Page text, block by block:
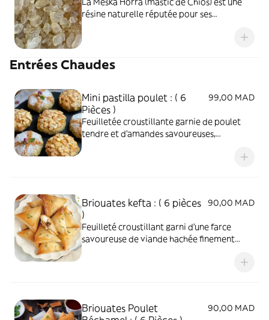
résine naturelle réputée pour ses
gastrique, antibactérien contre H. pylori,
cosmétique
Entrées Chaudes
Mini pastilla poulet : ( 6
Pièces )
99,00 MAD
Feuilletée croustillante garnie de poulet
tendre et d’amandes savoureuses,
Briouates kefta : ( 6 pièces
)
90,00 MAD
Feuilleté croustillant garni d’une farce
savoureuse de viande hachée finement
perfection, gourmande et idéale à partager
Briouates Poulet
90,00 MAD